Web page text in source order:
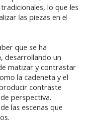
lo que les
las piezas en el
que se ha
, desarrollando un
matizar y contrastar
la cadeneta y el
contraste
perspectiva.
las escenas que